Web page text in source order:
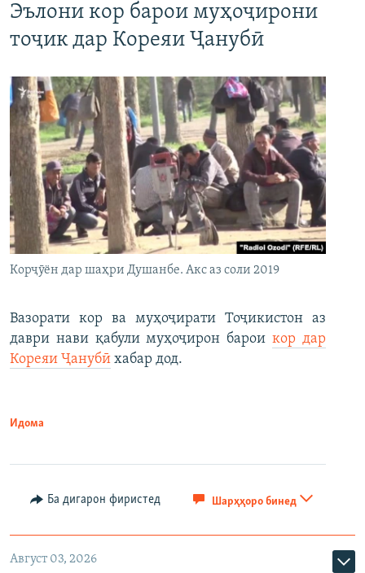
Эълони кор барои муҳоҷирони
тоҷик дар Кореяи Ҷанубӣ
Корҷӯён дар шаҳри Душанбе. Акс аз соли 2019
Вазорати кор ва муҳоҷирати Тоҷикистон аз
даври нави қабули муҳоҷирон бароикор дар
Кореяи Ҷанубӣ хабар дод.
Идома
Ба дигарон фиристед Шарҳҳоро бинед
Август 03, 2026